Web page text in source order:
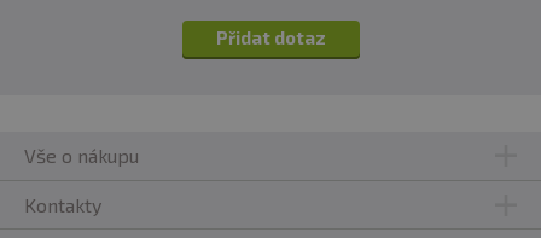
Přidat dotaz
Vše o nákupu
Kontakty